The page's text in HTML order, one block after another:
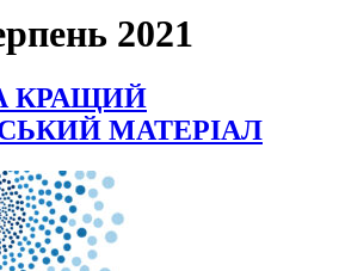
2021
КРАЩИЙ
МАТЕРІАЛ